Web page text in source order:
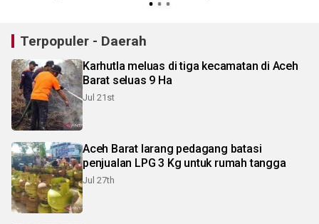
Terpopuler - Daerah
Karhutla meluas di tiga kecamatan di Aceh
Barat seluas 9 Ha
Jul 21st
Aceh Barat larang pedagang batasi
penjualan LPG 3 Kg untuk rumah tangga
Jul 27th